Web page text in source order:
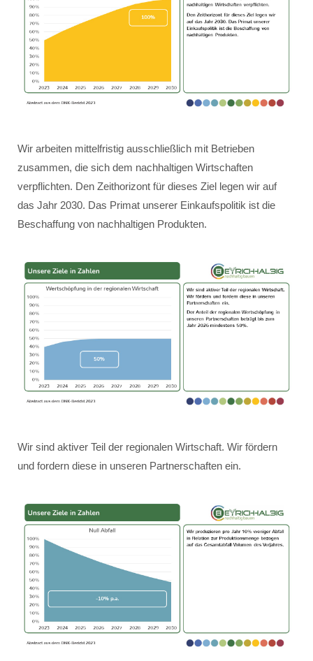
Wir arbeiten mittelfristig ausschließlich mit Betrieben
zusammen, die sich dem nachhaltigen Wirtschaften
verpflichten. Den Zeithorizont für dieses Ziel legen wir auf
das Jahr 2030. Das Primat unserer Einkaufspolitik ist die
Beschaffung von nachhaltigen Produkten.
Wir sind aktiver Teil der regionalen Wirtschaft. Wir fördern
und fordern diese in unseren Partnerschaften ein.